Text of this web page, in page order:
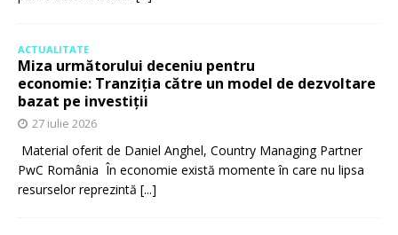
ACTUALITATE
Miza următorului deceniu pentru
economie: Tranziția către un model de dezvoltare
bazat pe investiții
27 iulie 2026
Material oferit de Daniel Anghel, Country Managing Partner
PwC România În economie există momente în care nu lipsa
resurselor reprezintă [...]